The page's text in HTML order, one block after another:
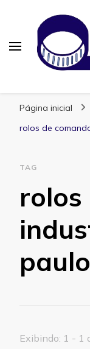
Página inicial
rolos de
TAG
rolos
paulo
Exibindo: 1 - 1